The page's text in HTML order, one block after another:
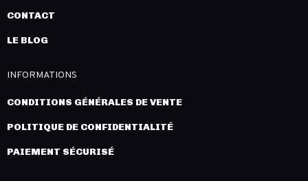
CONTACT
LE BLOG
INFORMATIONS
CONDITIONS GÉNÉRALES DE VENTE
POLITIQUE DE CONFIDENTIALITÉ
PAIEMENT SÉCURISÉ